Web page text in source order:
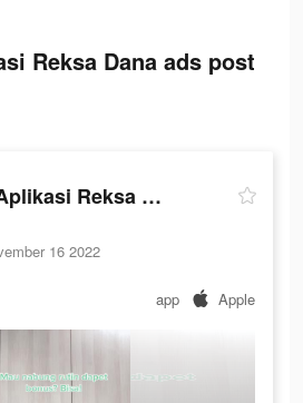
Reksa Dana ads post
Makmur | Aplikasi Reksa Dana
16 2022
app Apple